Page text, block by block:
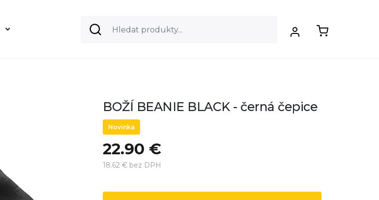
BOŽÍ BEANIE BLACK - černá čepice
Novinka
22.90 €
18.62 € bez DPH